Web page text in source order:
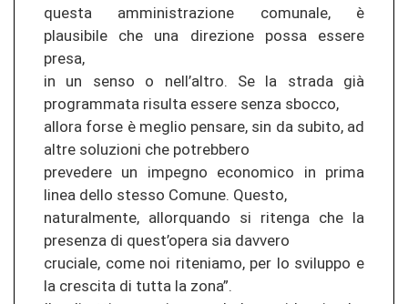
questa amministrazione comunale, è
plausibile che una direzione possa essere
presa,
in un senso o nell’altro. Se la strada già
programmata risulta essere senza sbocco,
allora forse è meglio pensare, sin da subito, ad
altre soluzioni che potrebbero
prevedere un impegno economico in prima
linea dello stesso Comune. Questo,
naturalmente, allorquando si ritenga che la
presenza di quest’opera sia davvero
cruciale, come noi riteniamo, per lo sviluppo e
la crescita di tutta la zona”.